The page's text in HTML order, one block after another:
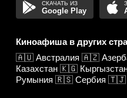
Google Play
Киноафиша в других
🇦🇺 Австралия 🇦🇿
Казахстан 🇰🇬
Румыния 🇷🇸 Сербия 🇹🇯